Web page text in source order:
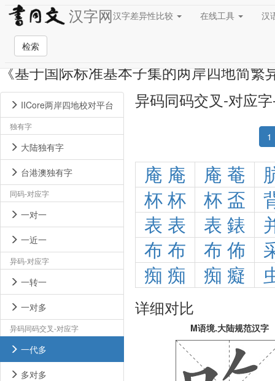
汉字网汉字差异性比较 在线工具 汉
检索
《基于国际标准基本子集的两岸四地简繁
IICore两岸四地校对平台
独有字
大陆独有字
台港澳独有字
同码-对应字
一对一
一近一
异码-对应字
一转一
一对多
异码同码交叉-对应字
一代多
多对多
异码同码交叉-对应
1
庵 庵 庵 菴
杯 杯 杯 盃
表 表 表 錶
布 布 布 佈
痴 痴 痴 癡
详细对比
M语境.大陆规范汉字